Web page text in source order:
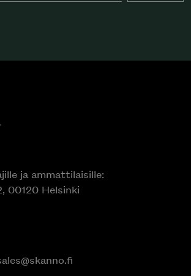
ja ammattilaisille:
00120 Helsinki